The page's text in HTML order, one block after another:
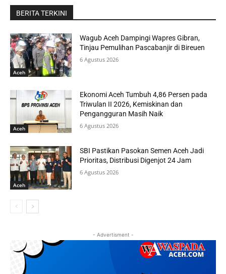
BERITA TERKINI
Aceh
Wagub Aceh Dampingi Wapres Gibran,
Tinjau Pemulihan Pascabanjir di Bireuen
6 Agustus 2026
Aceh
Ekonomi Aceh Tumbuh 4,86 Persen pada
Triwulan II 2026, Kemiskinan dan
Pengangguran Masih Naik
6 Agustus 2026
Aceh
SBI Pastikan Pasokan Semen Aceh Jadi
Prioritas, Distribusi Digenjot 24 Jam
6 Agustus 2026
- Advertisment -